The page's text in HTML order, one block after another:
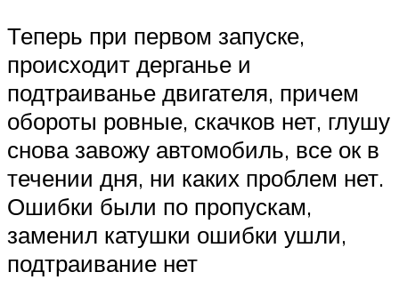
Теперь при первом запуске,
происходит дерганье и
подтраиванье двигателя, причем
обороты ровные, скачков нет, глушу
снова завожу автомобиль, все ок в
течении дня, ни каких проблем нет.
Ошибки были по пропускам,
заменил катушки ошибки ушли,
подтраивание нет